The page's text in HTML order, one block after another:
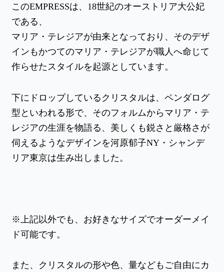
このEMPRESSは、18世紀のオーストリア大公妃
である、
マリア・テレジアが由来となっており、そのデザ
インもかつてのマリア・テレジアが職人へ命じて
作らせたスタイルを起源としています。
下にドロップしているクリスタルは、ペンダログ
型といわれる形で、そのフォルムからマリア・テ
レジアの生涯を物語る、美しくも鋭さと厳格さが
伺えるようなデザインを河原郁子NY・シャンデ
リア東京は生み出しました。
※上記以外でも、お好きなサイズでオーダーメイ
ド可能です。
また、クリスタルの形や色、量などもご自由にカ